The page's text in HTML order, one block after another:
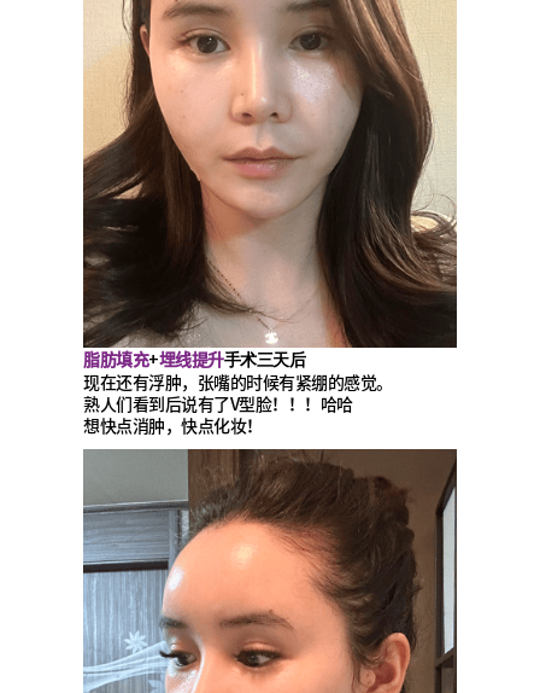
脂肪填充+埋线提升手术三天后
现在还有浮肿，张嘴的时候有紧绷的感觉。
熟人们看到后说有了V型脸！！！哈哈
想快点消肿，快点化妆！